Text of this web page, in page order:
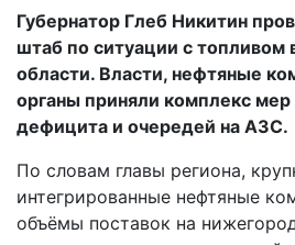
Губернатор Глеб Никитин
штаб по ситуации с топливом
области. Власти, нефтяные
органы приняли комплекс
дефицита и очередей на АЗС.
По словам главы региона,
интегрированные нефтяные
объёмы поставок на